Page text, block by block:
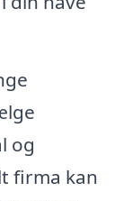
og
firma kan